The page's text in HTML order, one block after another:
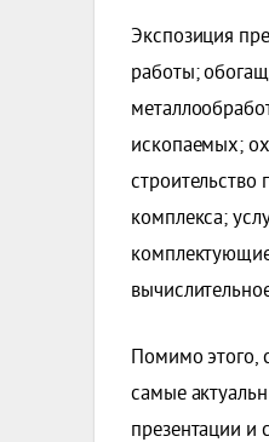
Экспозиция
работы;
ископаемых;
комплекса;
Помимо этого,
самые
презентации и